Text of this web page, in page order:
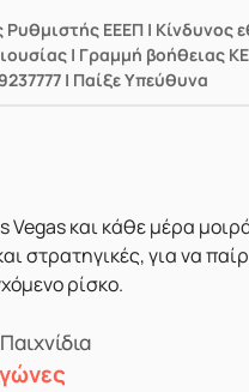
Ρυθμιστής ΕΕΕΠ | Κίνδυνος
| Γραμμή βοήθειας
| Παίξε Υπεύθυνα
Vegas και κάθε μέρα
στρατηγικές, για να
ρίσκο.